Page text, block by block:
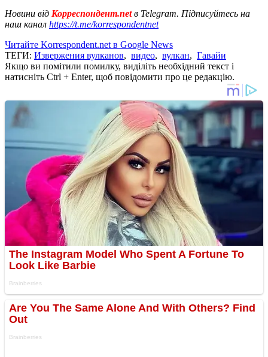
Новини від Корреспондент.netв Telegram. Підписуйтесь на
наш канал https://t.me/korrespondentnet
Читайте Korrespondent.net в Google News
ТЕГИ: Извержения вулканов, видео, вулкан, Гавайи
Якщо ви помітили помилку, виділіть необхідний текст і
натисніть Ctrl + Enter, щоб повідомити про це редакцію.